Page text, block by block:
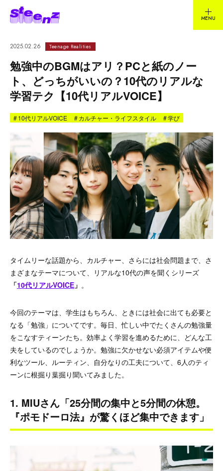
2025.02.26 Teenage Realities
勉強中のBGMはアリ？PCと紙のノー
ト、どっちがいいの？10代のリアルな
学習テク【10代リアルVOICE】
#10代リアルVOICE #カルチャー・ライフスタイル #学び
タイムリーな話題から、カルチャー、さらには社会問題まで、さ
まざまなテーマについて、リアルな10代の声を聞くシリーズ
「10代リアルVOICE 」 。
今回のテーマは、学生はもちろん、ときには社会に出ても必要と
なる「勉強」についてです。毎日、忙しい中でたくさんの勉強量
をこなすティーンたち。効率よく学習を進めるために、どんな工
夫をしているのでしょうか。勉強に欠かせない必須アイテムや便
利なツール、ルーティン、自分なりの工夫について、6人のティ
ーンに根掘り葉掘り聞いてみました。
1. MIUさん「25分間の集中と5分間の休憩。
『ポモドーロ法』が驚くほど集中できます」